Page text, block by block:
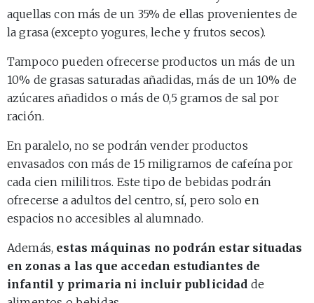
aquellas con más de un 35% de ellas provenientes de
la grasa (excepto yogures, leche y frutos secos).
Tampoco pueden ofrecerse productos un más de un
10% de grasas saturadas añadidas, más de un 10% de
azúcares añadidos o más de 0,5 gramos de sal por
ración.
En paralelo, no se podrán vender productos
envasados con más de 15 miligramos de cafeína por
cada cien mililitros. Este tipo de bebidas podrán
ofrecerse a adultos del centro, sí, pero solo en
espacios no accesibles al alumnado.
Además, estas máquinas no podrán estar situadas
en zonas a las que accedan estudiantes de
infantil y primaria ni incluir publicidad de